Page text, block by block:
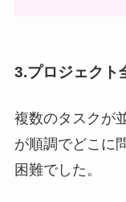
3.プロジェクト
複数のタスクが
が順調でどこに
困難でした。